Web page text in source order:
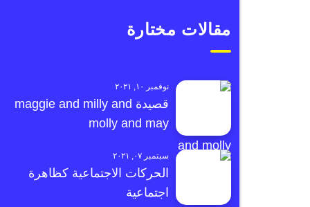
مقالات مختارة
نوفمبر ١٠, ٢٠٢١
قصيدة maggie and milly and
molly and may
سبتمبر ٠٧, ٢٠٢١
الحركات الاجتماعية كظاهرة
اجتماعية